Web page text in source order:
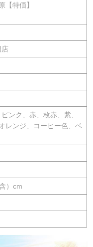
【特価】
ンク、赤、枚赤、紫、
レンジ、コーヒー色、ベ
）cm